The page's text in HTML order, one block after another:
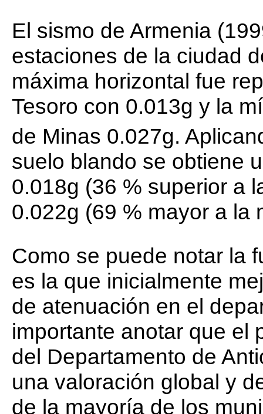
El sismo de Armenia
estaciones de la ciudad
máxima horizontal fue
Tesoro con 0.013g y la
de Minas 0.027g.
suelo blando se obtiene
0.018g (36 % superior a
0.022g (69 % mayor a la
Como se puede notar la
es la que inicialmente
de atenuación en el
importante anotar que el
del Departamento de
una valoración global y
de la mayoría de los